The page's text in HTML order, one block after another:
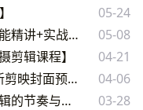
05-24
【剪映从零基础到大师课：全功能精讲+实战案例】
05-08
剪辑课程】
04-21
【9.9元自费购买素材！81套最新剪映封面预设模版素材】
04-06
【艾美奖提名剪辑师讲述高效剪辑的节奏与技巧】
03-28